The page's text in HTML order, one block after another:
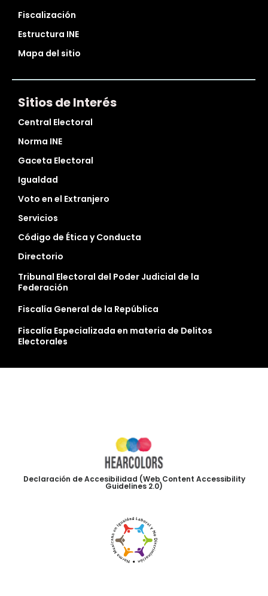
Fiscalización
Estructura INE
Mapa del sitio
Sitios de Interés
Central Electoral
Norma INE
Gaceta Electoral
Igualdad
Voto en el Extranjero
Servicios
Código de Ética y Conducta
Directorio
Tribunal Electoral del Poder Judicial de la
Federación
Fiscalía General de la República
Fiscalía Especializada en materia de Delitos
Electorales
Declaración de Accesibilidad (Web Content Accessibility
Guidelines 2.0)